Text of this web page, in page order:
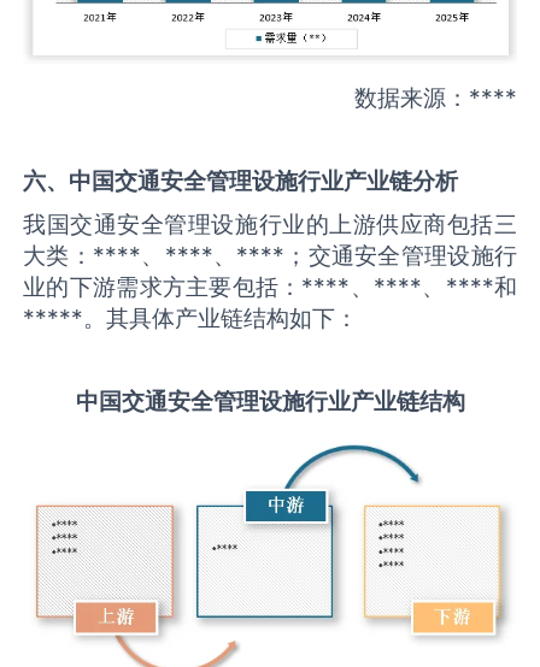
数据来源：****
六、中国交通安全管理设施行业产业链分析
我国交通安全管理设施行业的上游供应商包括三
大类：****、****、****；交通安全管理设施行
业的下游需求方主要包括：****、****、****和
*****。其具体产业链结构如下：
中国交通安全管理设施行业产业链结构